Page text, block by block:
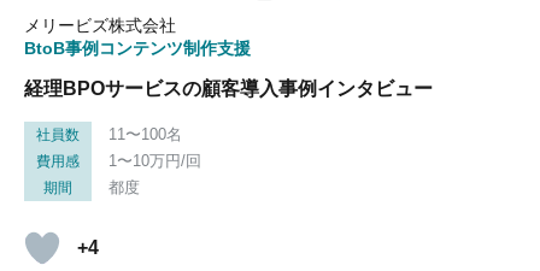
メリービズ株式会社
BtoB事例コンテンツ制作支援
経理BPOサービスの顧客導入事例インタビュー
社員数 11〜100名
費用感 1〜10万円/回
期間 都度
+4